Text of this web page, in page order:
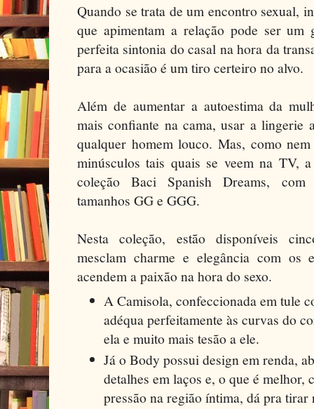
Quando se trata de um encontro sexual,
que apimentam a relação pode ser um
perfeita sintonia do casal na hora da
para a ocasião é um tiro certeiro no alvo.
Além de aumentar a autoestima da
mais confiante na cama, usar a lingerie
qualquer homem louco. Mas, como
minúsculos tais quais se veem na TV,
coleção Baci Spanish Dreams, com
tamanhos GG e GGG.
Nesta coleção, estão disponíveis
mesclam charme e elegância com os
acendem a paixão na hora do sexo.
A Camisola, confeccionada em tule
adéqua perfeitamente às curvas do
ela e muito mais tesão a ele.
Já o Body possui design em renda,
detalhes em laços e, o que é melhor,
pressão na região íntima, dá pra